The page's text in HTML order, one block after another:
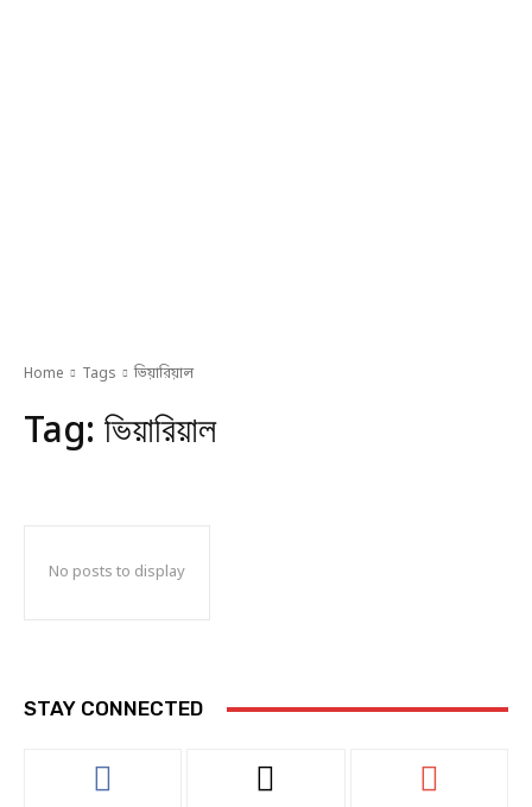
Home Tags ভিয়ারিয়াল
Tag: ভিয়ারিয়াল
No posts to display
STAY CONNECTED